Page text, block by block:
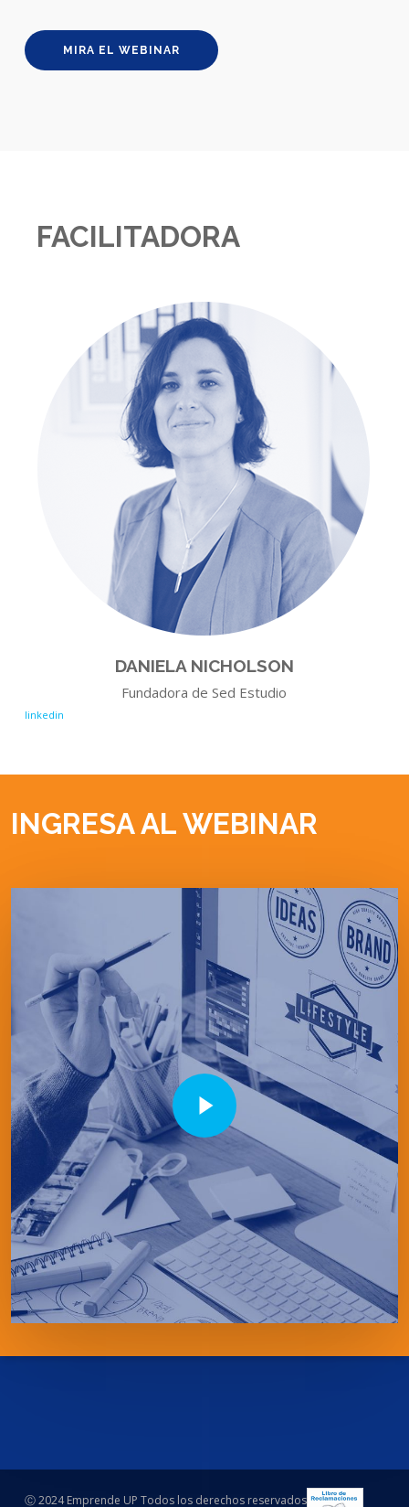
MIRA EL WEBINAR
FACILITADORA
DANIELA NICHOLSON
Fundadora de Sed Estudio
linkedin
INGRESA AL WEBINAR
Play Video
Ⓒ 2024 Emprende UP Todos los derechos reservados